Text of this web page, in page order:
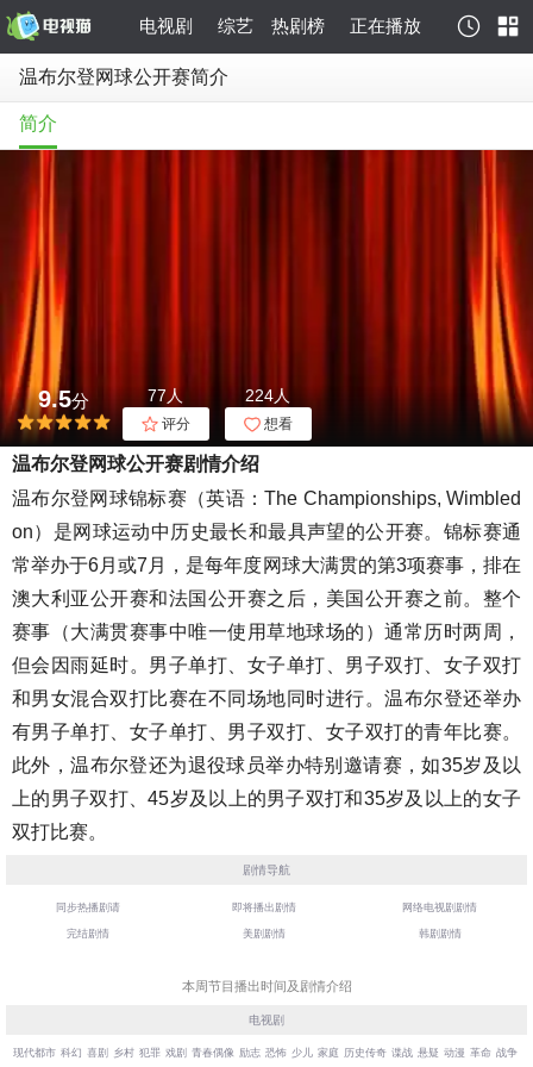
电视剧 综艺 热剧榜 正在播放
温布尔登网球公开赛简介
简介
9.5分 77人
评分
224人
想看
温布尔登网球公开赛剧情介绍
温布尔登网球锦标赛（英语：The Championships, Wimbled
on）是网球运动中历史最长和最具声望的公开赛。锦标赛通
常举办于6月或7月，是每年度网球大满贯的第3项赛事，排在
澳大利亚公开赛和法国公开赛之后，美国公开赛之前。整个
赛事（大满贯赛事中唯一使用草地球场的）通常历时两周，
但会因雨延时。男子单打、女子单打、男子双打、女子双打
和男女混合双打比赛在不同场地同时进行。温布尔登还举办
有男子单打、女子单打、男子双打、女子双打的青年比赛。
此外，温布尔登还为退役球员举办特别邀请赛，如35岁及以
上的男子双打、45岁及以上的男子双打和35岁及以上的女子
双打比赛。
剧情导航
同步热播剧请 即将播出剧情 网络电视剧剧情
完结剧情 美剧剧情 韩剧剧情
本周节目播出时间及剧情介绍
电视剧
现代都市 科幻 喜剧 乡村 犯罪 戏剧 青春偶像 励志 恐怖 少儿 家庭 历史传奇 谍战 悬疑 动漫 革命 战争